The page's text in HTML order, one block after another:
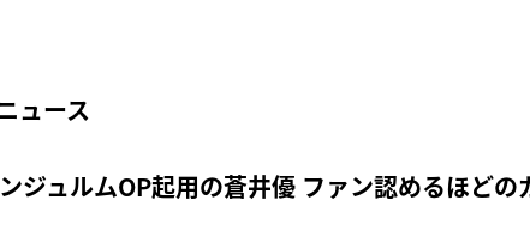
ュース
ジュルムOP起用の蒼井優 ファン認めるほどの